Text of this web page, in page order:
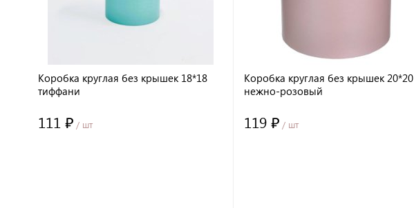
Коробка круглая без крышек 18*18
тиффани
111 ₽ / шт
Коробка круглая без крышек 20*20
нежно-розовый
119 ₽ / шт